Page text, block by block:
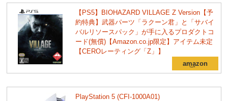
【PS5】BIOHAZARD VILLAGE Z Version【予
約特典】武器パーツ「ラクーン君」と「サバイ
バルリソースパック」が手に入るプロダクトコ
ード(無償)【Amazon.co.jp限定】アイテム未定
【CEROレーティング「Z」】
PlayStation 5 (CFI-1000A01)